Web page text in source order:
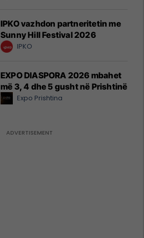
IPKO vazhdon partneritetin me
Sunny Hill Festival 2026
IPKO
EXPO DIASPORA 2026 mbahet
më 3, 4 dhe 5 gusht në Prishtinë
Expo Prishtina